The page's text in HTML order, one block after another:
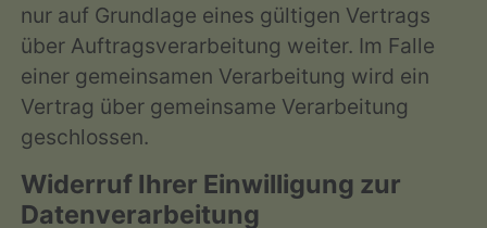
nur auf Grundlage eines gültigen Vertrags
über Auftragsverarbeitung weiter. Im Falle
einer gemeinsamen Verarbeitung wird ein
Vertrag über gemeinsame Verarbeitung
geschlossen.
Widerruf Ihrer Einwilligung zur
Datenverarbeitung